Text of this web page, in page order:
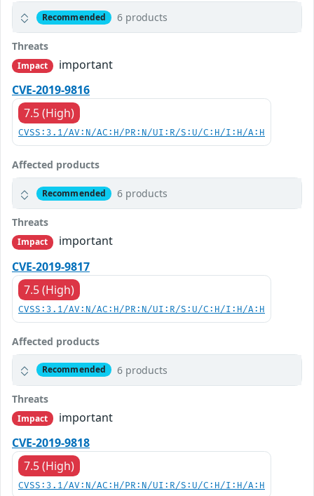
Recommended 6 products
Threats
Impact
important
CVE-2019-9816
7.5 (High)
CVSS:3.1/AV:N/AC:H/PR:N/UI:R/S:U/C:H/I:H/A:H
Affected products
Recommended 6 products
Threats
Impact
important
CVE-2019-9817
7.5 (High)
CVSS:3.1/AV:N/AC:H/PR:N/UI:R/S:U/C:H/I:H/A:H
Affected products
Recommended 6 products
Threats
Impact
important
CVE-2019-9818
7.5 (High)
CVSS:3.1/AV:N/AC:H/PR:N/UI:R/S:U/C:H/I:H/A:H